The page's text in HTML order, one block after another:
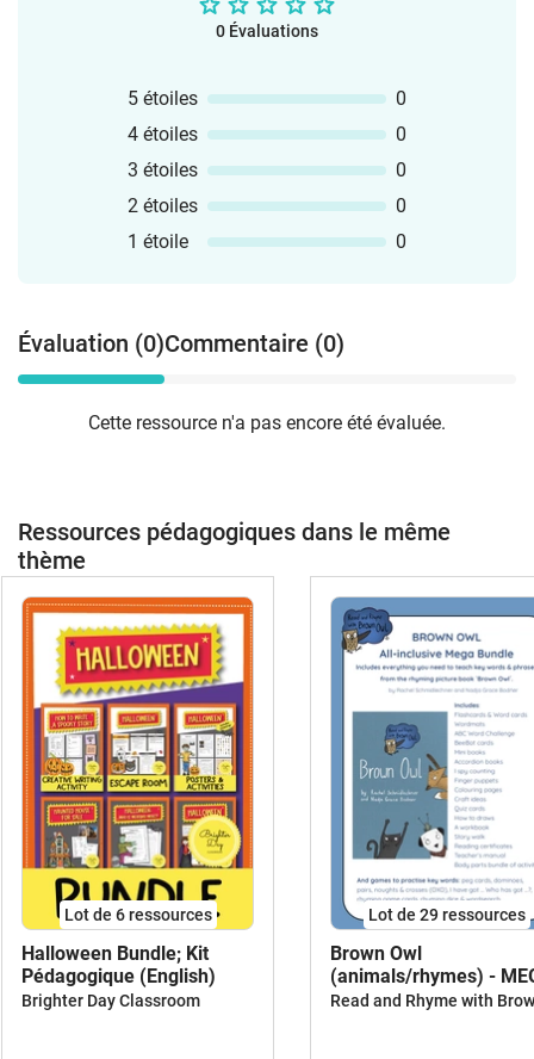
0 Évaluations
5 étoiles
0
4 étoiles
0
3 étoiles
0
2 étoiles
0
1 étoile
0
Évaluation (0)Commentaire (0)
Cette ressource n'a pas encore été évaluée.
Ressources pédagogiques dans le même
thème
Lot de 6 ressources
Halloween Bundle; Kit
Pédagogique (English)
Brighter Day Classroom
Lot de 29 ressources
Brown Owl
(animals/rhymes) -
BUNDLE